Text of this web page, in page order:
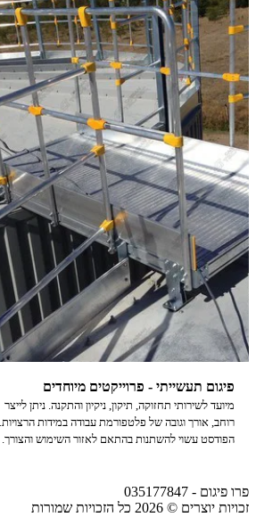
פיגום תעשייתי - פרוייקטים מיוחדים
מיועד לשירותי תחזוקה, תיקון, ניקיון והתקנה. ניתן לייצר
רוחב, אורך וגובה של פלטפורמת עבודה במידות הרצויות.
הפודסט עשוי להשתנות בהתאם לאזור השימוש והצורך.
80 מ"מ ל -250 מ"מ. ניתן להוסיף קרש מגן כדי למנוע
חומרים. ניתן להוסיף אמצעי בטיחות נוספים כמו צביעה,
פרו פיגום - 035177847
זכויות יוצרים © 2026 כל הזכויות שמורות